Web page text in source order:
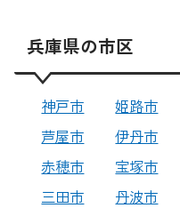
兵庫県の市区
神戸市 姫路市
芦屋市
伊丹市
赤穂市
宝塚市
三田市
丹波市